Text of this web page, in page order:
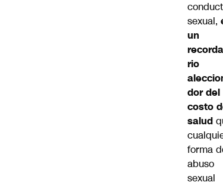
sexual,
un
rio
dor del
costo
salud
forma
abuso
sexual